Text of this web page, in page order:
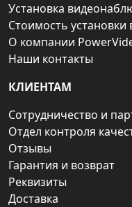
Установка
Стоимость
О компании
Наши контакты
КЛИЕНТАМ
Сотрудничество и
Отдел контроля
Отзывы
Гарантия и возврат
Реквизиты
Доставка